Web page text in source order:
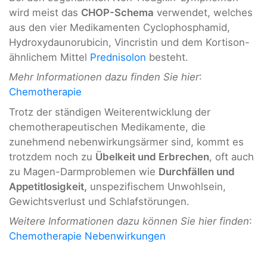
wird meist das CHOP-Schema verwendet, welches
aus den vier Medikamenten Cyclophosphamid,
Hydroxydaunorubicin, Vincristin und dem Kortison-
ähnlichem Mittel Prednisolon besteht.
Mehr Informationen dazu finden Sie hier:
Chemotherapie
Trotz der ständigen Weiterentwicklung der
chemotherapeutischen Medikamente, die
zunehmend nebenwirkungsärmer sind, kommt es
trotzdem noch zu Übelkeit und Erbrechen, oft auch
zu Magen-Darmproblemen wie Durchfällen und
Appetitlosigkeit, unspezifischem Unwohlsein,
Gewichtsverlust und Schlafstörungen.
Weitere Informationen dazu können Sie hier finden:
Chemotherapie Nebenwirkungen